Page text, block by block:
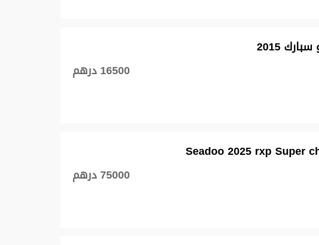
2015
16500 درهم
75000 درهم